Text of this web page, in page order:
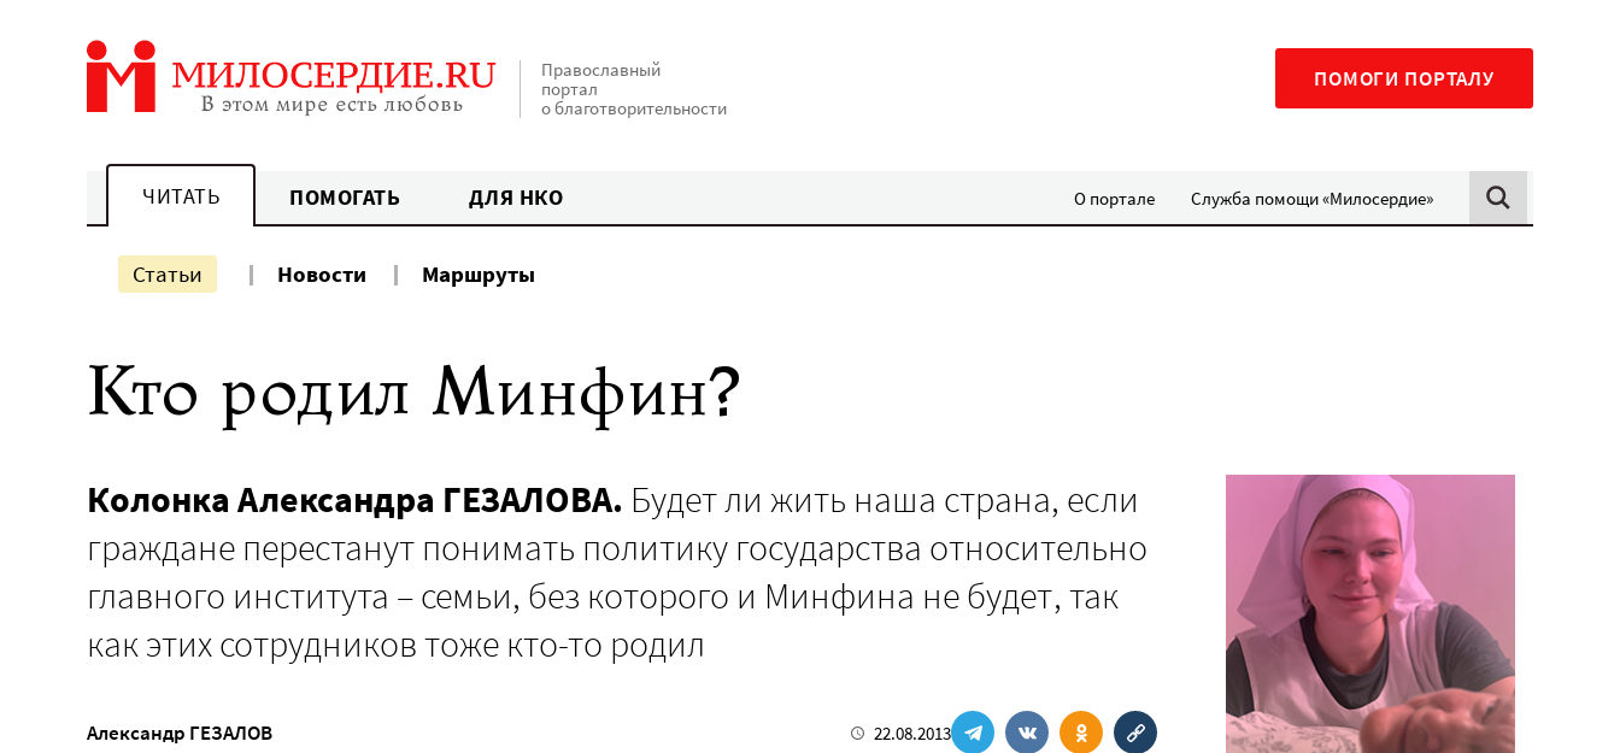
Православный
портал
о благотворительности
ПОМОГИ ПОРТАЛУ
ЧИТАТЬ ПОМОГАТЬ ДЛЯ НКО О портале Служба помощи «Милосердие»
Статьи Новости Маршруты
Кто родил Минфин?
Колонка Александра ГЕЗАЛОВА. Будет ли жить наша страна, если
граждане перестанут понимать политику государства относительно
главного института – семьи, без которого и Минфина не будет, так
как этих сотрудников тоже кто-то родил
Александр ГЕЗАЛОВ 22.08.2013